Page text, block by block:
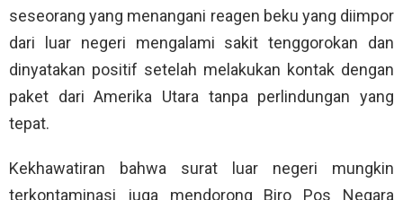
seseorang yang menangani reagen beku yang diimpor
dari luar negeri mengalami sakit tenggorokan dan
dinyatakan positif setelah melakukan kontak dengan
paket dari Amerika Utara tanpa perlindungan yang
tepat.
Kekhawatiran bahwa surat luar negeri mungkin
terkontaminasi juga mendorong Biro Pos Negara